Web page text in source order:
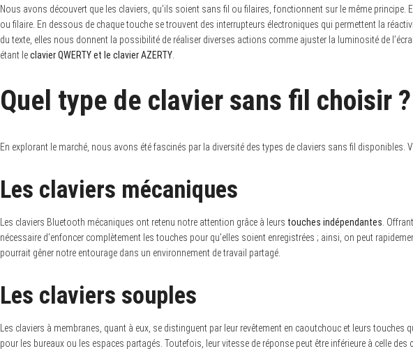
Nous avons découvert que les claviers, qu’ils soient sans fil ou filaires, fonctionnent sur le même
ou filaire. En dessous de chaque touche se trouvent des interrupteurs électroniques qui permettent la
du texte, elles nous donnent la possibilité de réaliser diverses actions comme ajuster la luminosité de
étant leclavier QWERTY et le clavier AZERTY
Quel type de clavier sans fil choisir ?
En explorant le marché, nous avons été fascinés par la diversité des types de claviers sans fil disponibles.
Les claviers mécaniques
Les claviers Bluetooth mécaniques ont retenu notre attention grâce à leurs touches indépendantes .
nécessaire d’enfoncer complètement les touches pour qu’elles soient enregistrées ; ainsi, on peut
pourrait gêner notre entourage dans un environnement de travail partagé.
Les claviers souples
Les claviers à membranes, quant à eux, se distinguent par leur revêtement en caoutchouc et leurs touches
pour les bureaux ou les espaces partagés. Toutefois, leur vitesse de réponse peut être inférieure à celle
c
h
r
: